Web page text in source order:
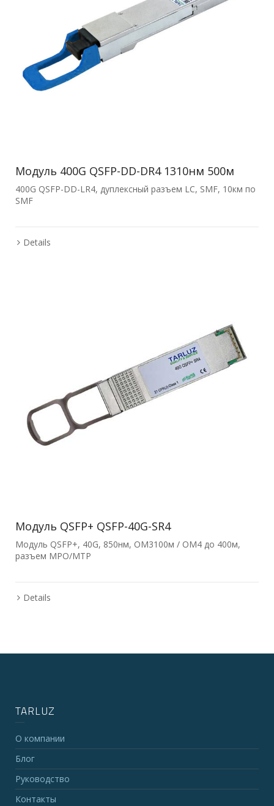
Модуль 400G QSFP-DD-DR4 1310нм 500м
400G QSFP-DD-LR4, дуплексный разъем LC, SMF, 10км по
SMF
Details
Модуль QSFP+ QSFP-40G-SR4
Модуль QSFP+, 40G, 850нм, OM3100м / OM4 до 400м,
разъем MPO/MTP
Details
TARLUZ
О компании
Блог
Руководство
Контакты